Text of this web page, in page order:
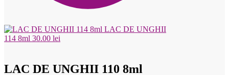
LAC DE UNGHII
114 8ml 30.00 lei
LAC DE UNGHII 110 8ml